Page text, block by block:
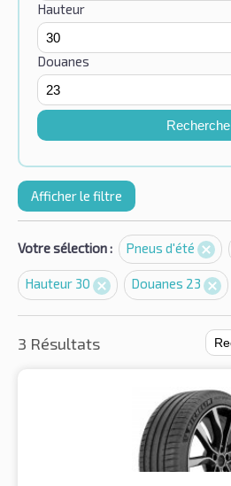
Hauteur
Douanes
Recherche
Afficher le filtre
Votre sélection : Pneus d'été
Hauteur 30 Douanes 23
3 Résultats